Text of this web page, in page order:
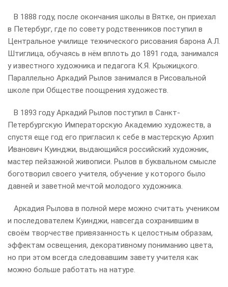
В 1888 году, после окончания школы в Вятке, он приехал
в Петербург, где по совету родственников поступил в
Центральное училище технического рисования барона А.Л.
Штиглица, обучаясь в нём вплоть до 1891 года, занимался
у известного художника и педагога К.Я. Крыжицкого.
Параллельно Аркадий Рылов занимался в Рисовальной
школе при Обществе поощрения художеств.
В 1893 году Аркадий Рылов поступил в Санкт-
Петербургскую Императорскую Академию художеств, а
спустя еще год его пригласил к себе в мастерскую Архип
Иванович Куинджи, выдающийся российский художник,
мастер пейзажной живописи. Рылов в буквальном смысле
боготворил своего учителя, обучение у которого было
давней и заветной мечтой молодого художника.
Аркадия Рылова в полной мере можно считать учеником
и последователем Куинджи, навсегда сохранившим в
своём творчестве привязанность к целостным образам,
эффектам освещения, декоративному пониманию цвета,
но при этом всегда следовавшим завету учителя как
можно больше работать на натуре.